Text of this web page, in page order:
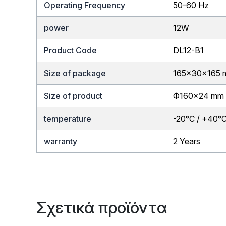
Operating Frequency 50-60 Hz
power 12W
Product Code DL12-B1
Size of package 165x30x165
Size of product Ф160×24 mm
temperature -20°C /
warranty 2 Years
Σχετικά προϊόντα